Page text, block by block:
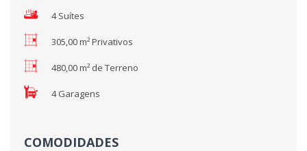
4 Suítes
305,00 m² Privativos
480,00 m² de Terreno
4 Garagens
COMODIDADES